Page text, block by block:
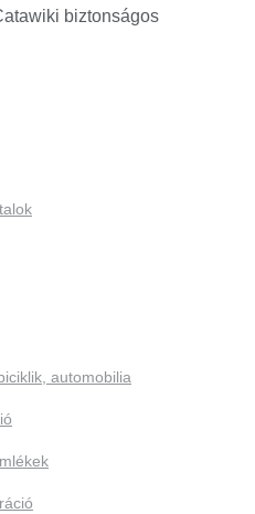
biztonságos
automobilia